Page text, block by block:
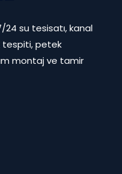
24 su tesisatı, kanal
tespiti, petek
montaj ve tamir